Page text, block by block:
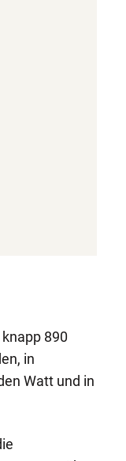
890
in
Watt und in